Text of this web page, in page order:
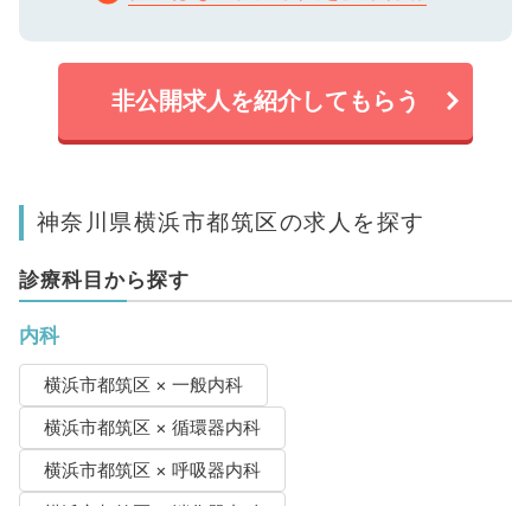
非公開求人を紹介してもらう
神奈川県横浜市都筑区の求人を探す
診療科目から探す
内科
横浜市都筑区 × 一般内科
横浜市都筑区 × 循環器内科
横浜市都筑区 × 呼吸器内科